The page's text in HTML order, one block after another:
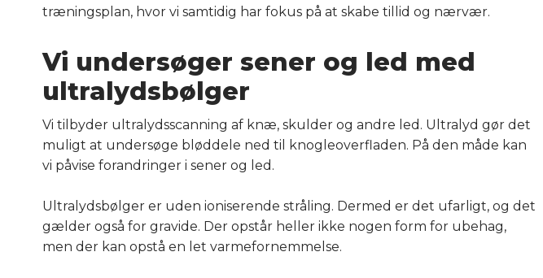
træningsplan, hvor vi samtidig har fokus på at skabe tillid og nærvær.
Vi undersøger sener og led med
ultralydsbølger
Vi tilbyder ultralydsscanning af knæ, skulder og andre led. Ultralyd gør det
muligt at undersøge bløddele ned til knogleoverfladen. På den måde kan
vi påvise forandringer i sener og led.
Ultralydsbølger er uden ioniserende stråling. Dermed er det ufarligt, og det
gælder også for gravide. Der opstår heller ikke nogen form for ubehag,
men der kan opstå en let varmefornemmelse.